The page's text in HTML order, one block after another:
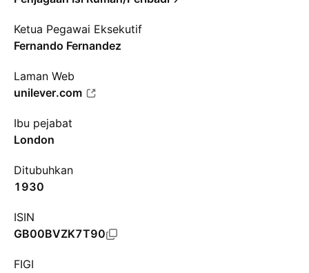
Ketua Pegawai Eksekutif
Fernando Fernandez
Laman Web
unilever.com
Ibu pejabat
London
Ditubuhkan
1930
ISIN
GB00BVZK7T90
FIGI